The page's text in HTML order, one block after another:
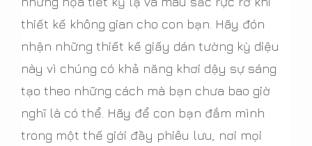
thiết kế không gian cho con bạn. Hãy đón
nhận những thiết kế giấy dán tường kỳ diệu
này vì chúng có khả năng khơi dậy sự sáng
tạo theo những cách mà bạn chưa bao giờ
nghĩ là có thể. Hãy để con bạn đắm mình
trong một thế giới đầy phiêu lưu, nơi mọi